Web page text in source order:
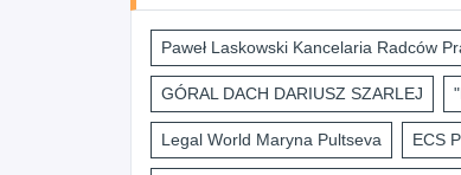
Paweł Laskowski Kancelaria Radców
GÓRAL DACH DARIUSZ SZARLEJ
Legal World Maryna Pultseva ECS